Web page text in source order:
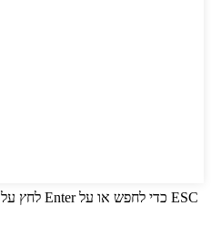
לחץ על Enter כדי לחפש או על ESC